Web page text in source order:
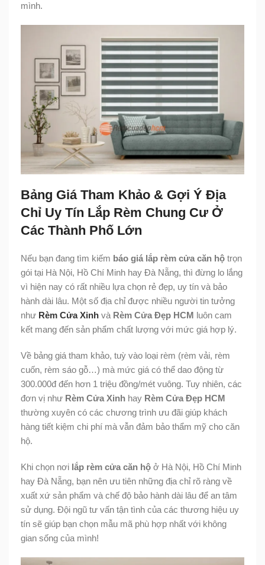
mình.
Bảng Giá Tham Khảo & Gợi Ý Địa
Chỉ Uy Tín Lắp Rèm Chung Cư Ở
Các Thành Phố Lớn
Nếu bạn đang tìm kiếm báo giá lắp rèm cửa căn hộ trọn
gói tại Hà Nội, Hồ Chí Minh hay Đà Nẵng, thì đừng lo lắng
vì hiện nay có rất nhiều lựa chọn rẻ đẹp, uy tín và bảo
hành dài lâu. Một số địa chỉ được nhiều người tin tưởng
như Rèm Cửa Xinh và Rèm Cửa Đẹp HCM luôn cam
kết mang đến sản phẩm chất lượng với mức giá hợp lý.
Về bảng giá tham khảo, tuỳ vào loại rèm (rèm vải, rèm
cuốn, rèm sáo gỗ…) mà mức giá có thể dao động từ
300.000đ đến hơn 1 triệu đồng/mét vuông. Tuy nhiên, các
đơn vị như Rèm Cửa Xinh hay Rèm Cửa Đẹp HCM
thường xuyên có các chương trình ưu đãi giúp khách
hàng tiết kiệm chi phí mà vẫn đảm bảo thẩm mỹ cho căn
hộ.
Khi chọn nơi lắp rèm cửa căn hộ ở Hà Nội, Hồ Chí Minh
hay Đà Nẵng, bạn nên ưu tiên những địa chỉ rõ ràng về
xuất xứ sản phẩm và chế độ bảo hành dài lâu để an tâm
sử dụng. Đội ngũ tư vấn tận tình của các thương hiệu uy
tín sẽ giúp bạn chọn mẫu mã phù hợp nhất với không
gian sống của mình!